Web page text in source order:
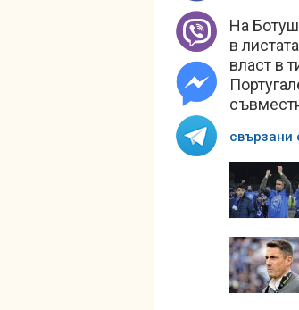
На
в
власт в
свързани